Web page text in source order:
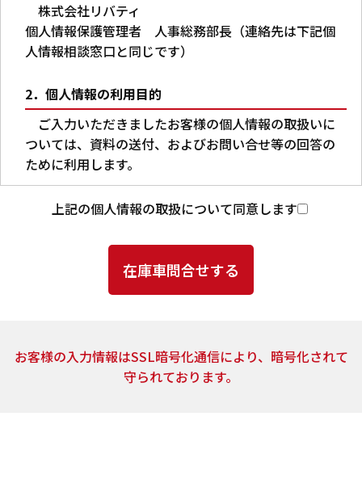
株式会社リバティ
個人情報保護管理者 人事総務部長（連絡先は下記個
人情報相談窓口と同じです）
2．個人情報の利用目的
ご入力いただきましたお客様の個人情報の取扱いに
ついては、資料の送付、およびお問い合せ等の回答の
ために利用します。
3．第三者への提供
とはありません。
上記2.の利用目的の達成に必要な範囲内において、ご
提供頂いた個人情報の取扱いを委託する場合がありま
す。当社は、個人情報の取扱いを委託する場合、業務委
上記の個人情報の取扱について同意します
お客様の入力情報はSSL暗号化通信により、暗号化されて
守られております。